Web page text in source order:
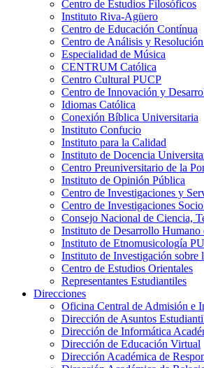
Centro de Estudios Filosóficos
Instituto Riva-Agüero
Centro de Educación Contínua
Centro de Análisis y
Especialidad de Música
CENTRUM Católica
Centro Cultural PUCP
Centro de Innovación y
Idiomas Católica
Conexión Bíblica Universitaria
Instituto Confucio
Instituto para la Calidad
Instituto de Docencia
Centro Preuniversitario de la
Instituto de Opinión Pública
Centro de Investigaciones y
Centro de Investigaciones
Consejo Nacional de Ciencia,
Instituto de Desarrollo
Instituto de Etnomusicología
Instituto de Investigación sobre
Centro de Estudios Orientales
Representantes Estudiantiles
Direcciones
Oficina Central de Admisión e
Dirección de Asuntos
Dirección de Informática
Dirección de Educación Virtual
Dirección Académica de